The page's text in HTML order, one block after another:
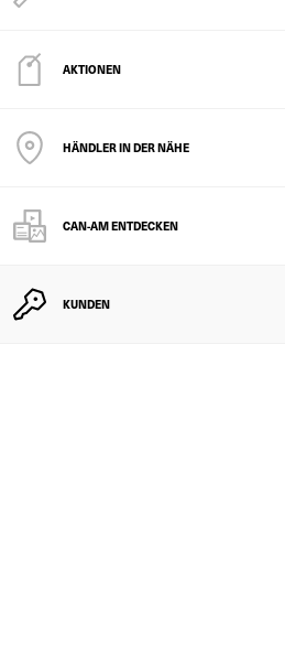
AKTIONEN
HÄNDLER IN DER NÄHE
CAN-AM ENTDECKEN
KUNDEN
VIDÉO DE
VIDEO DE
VIDEO ZUR
Schauen Sie sich das
Absolvieren Sie einen
Übern und lernen Sie mit den
Erwerben Sie einen